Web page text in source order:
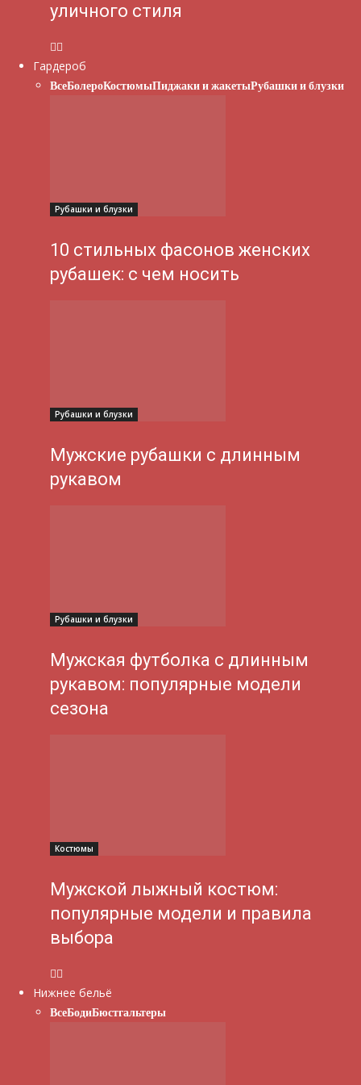
уличного стиля
Гардероб
ВсеБолероКостюмыПиджаки и жакетыРубашки и блузки
Рубашки и блузки
10 стильных фасонов женских
рубашек: с чем носить
Рубашки и блузки
Мужские рубашки с длинным
рукавом
Рубашки и блузки
Мужская футболка с длинным
рукавом: популярные модели
сезона
Костюмы
Мужской лыжный костюм:
популярные модели и правила
выбора
Нижнее бельё
ВсеБодиБюстгальтеры